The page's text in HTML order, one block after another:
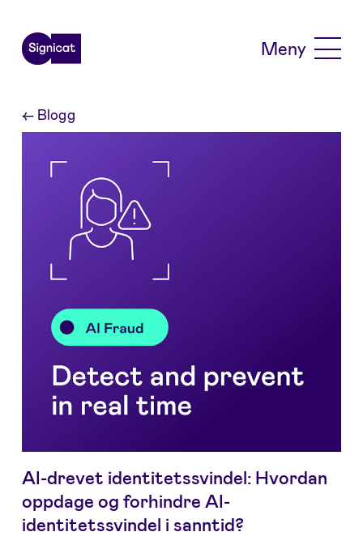
Meny
←Blogg
AI-drevet identitetssvindel: Hvordan
oppdage og forhindre AI-
identitetssvindel i sanntid?